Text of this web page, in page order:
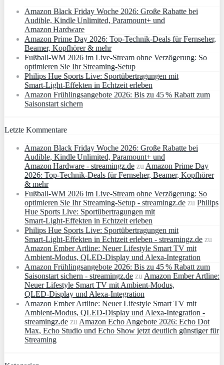
Amazon Black Friday Woche 2026: Große Rabatte bei
Audible, Kindle Unlimited, Paramount+ und
Amazon Hardware
Amazon Prime Day 2026: Top-Technik-Deals für Fernseher,
Beamer, Kopfhörer & mehr
Fußball-WM 2026 im Live-Stream ohne Verzögerung: So
optimieren Sie Ihr Streaming-Setup
Philips Hue Sports Live: Sportübertragungen mit
Smart‑Light‑Effekten in Echtzeit erleben
Amazon Frühlingsangebote 2026: Bis zu 45 % Rabatt zum
Saisonstart sichern
Letzte Kommentare
Amazon Black Friday Woche 2026: Große Rabatte bei
Audible, Kindle Unlimited, Paramount+ und
Amazon Hardware - streamingz.de zuAmazon Prime Day
2026: Top-Technik-Deals für Fernseher, Beamer, Kopfhörer
& mehr
Fußball-WM 2026 im Live-Stream ohne Verzögerung: So
optimieren Sie Ihr Streaming-Setup - streamingz.de zu Philips
Hue Sports Live: Sportübertragungen mit
Smart‑Light‑Effekten in Echtzeit erleben
Philips Hue Sports Live: Sportübertragungen mit
Smart‑Light‑Effekten in Echtzeit erleben - streamingz.de zu
Amazon Ember Artline: Neuer Lifestyle Smart TV mit
Ambient‑Modus, QLED‑Display und Alexa‑Integration
Amazon Frühlingsangebote 2026: Bis zu 45 % Rabatt zum
Saisonstart sichern - streamingz.de zuAmazon Ember Artline:
Neuer Lifestyle Smart TV mit Ambient‑Modus,
QLED‑Display und Alexa‑Integration
Amazon Ember Artline: Neuer Lifestyle Smart TV mit
Ambient‑Modus, QLED‑Display und Alexa‑Integration -
streamingz.de zuAmazon Echo Angebote 2026: Echo Dot
Max, Echo Studio und Echo Show jetzt deutlich günstiger für
Streaming